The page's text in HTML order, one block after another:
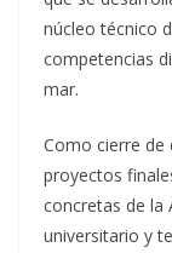
núcleo técnico
competencias
mar.
Como cierre de
proyectos
concretas de la
universitario y